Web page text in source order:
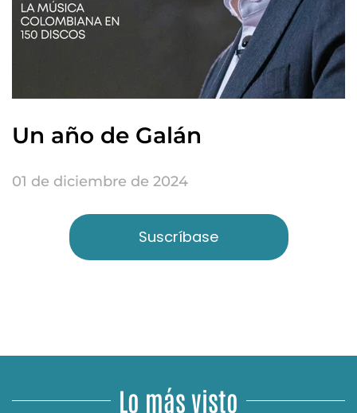
Un año de Galán
01 de diciembre de 2024
Suscríbase
Lo más visto